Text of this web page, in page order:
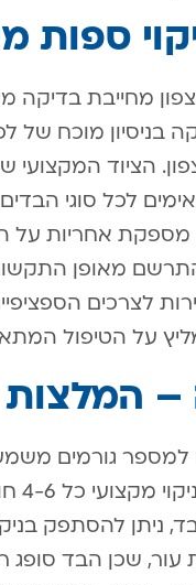
ספות
מחייבת
בניסיון מוכח של
הציוד המקצועי
לכל סוגי
אחריות על
מאופן
לצרכים
על הטיפול
–
גורמים
ניתן להסתפק
שכן הבד סופג